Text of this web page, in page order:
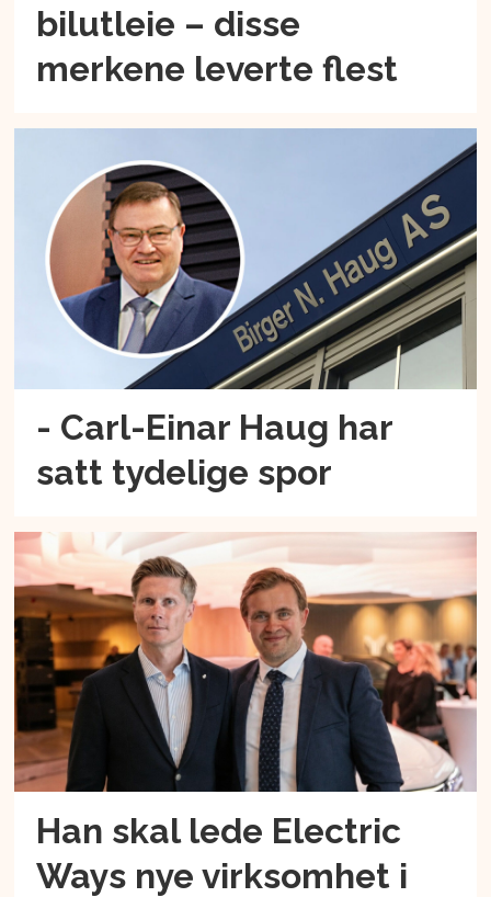
bilutleie – disse
merkene leverte flest
- Carl-Einar Haug har
satt tydelige spor
Han skal lede Electric
Ways nye virksomhet i